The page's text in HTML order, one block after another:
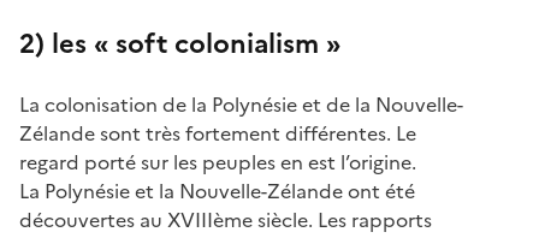
2) les « soft colonialism »
La colonisation de la Polynésie et de la Nouvelle-
Zélande sont très fortement différentes. Le
regard porté sur les peuples en est l’origine.
La Polynésie et la Nouvelle-Zélande ont été
découvertes au XVIIIème siècle. Les rapports